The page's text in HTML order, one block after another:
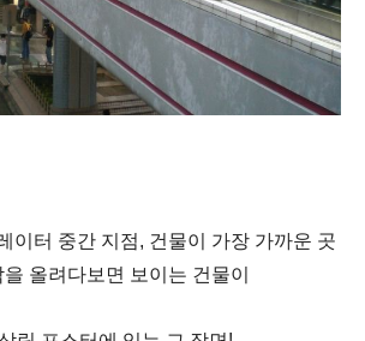
이터 중간 지점, 건물이 가장 가까운 곳
을 올려다보면 보이는 건물이